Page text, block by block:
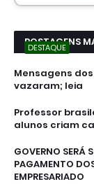
POSTAGENS
DESTAQUE
Mensagens
vazaram; leia
Professor
alunos criam
GOVERNO SERÁ
PAGAMENTO
EMPRESARIADO